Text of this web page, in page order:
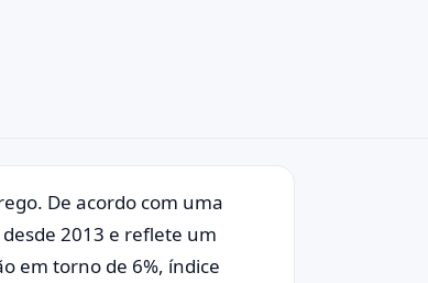
De acordo com uma
2013 e reflete um
em torno de 6%, índice